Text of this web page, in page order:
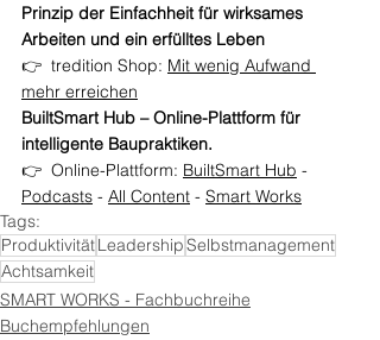
Prinzip der Einfachheit für wirksames
Arbeiten und ein erfülltes Leben
👉  tredition Shop: Mit wenig Aufwand
mehr erreichen
BuiltSmart Hub – Online-Plattform für
intelligente Baupraktiken.
👉  Online-Plattform: BuiltSmart Hub -
Podcasts - All Content - Smart Works
Tags:
ProduktivitätLeadershipSelbstmanagement
Achtsamkeit
SMART WORKS - Fachbuchreihe
Buchempfehlungen